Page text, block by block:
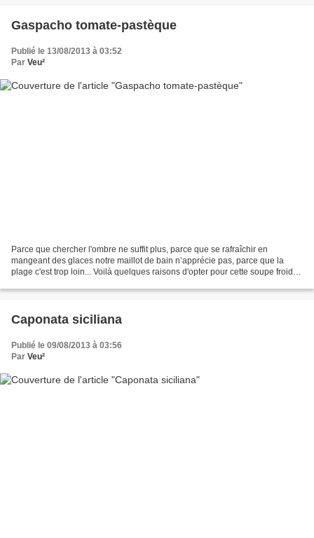
Gaspacho tomate-pastèque
Publié le 13/08/2013 à 03:52
Par Veu²
Parce que chercher l'ombre ne suffit plus, parce que se rafraîchir en
mangeant des glaces notre maillot de bain n’apprécie pas, parce que la
plage c'est trop loin... Voilà quelques raisons d'opter pour cette soupe froide
Caponata siciliana
Publié le 09/08/2013 à 03:56
Par Veu²